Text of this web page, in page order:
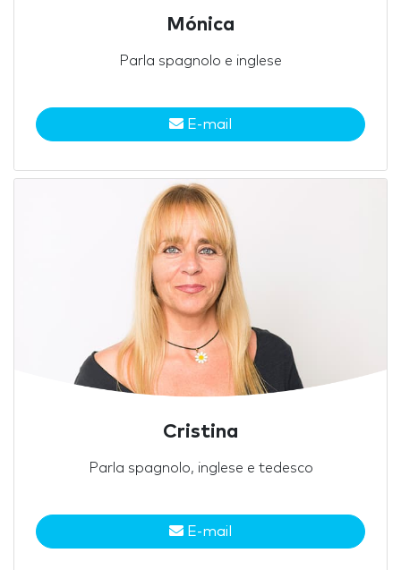
Mónica
Parla spagnolo e inglese
E-mail
Cristina
Parla spagnolo, inglese e tedesco
E-mail